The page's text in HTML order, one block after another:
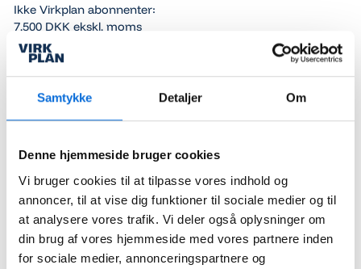
Samtykke Detaljer Om
Denne hjemmeside bruger cookies
Vi bruger cookies til at tilpasse vores indhold og
annoncer, til at vise dig funktioner til sociale medier og til
at analysere vores trafik. Vi deler også oplysninger om
din brug af vores hjemmeside med vores partnere inden
for sociale medier, annonceringspartnere og
Ikke Virkplan abonnenter:
7.500 DKK ekskl. moms
Opkrævning sker efter kursus er afholdt.
Kontakt:
Hvis du har spørgsmål om vores tjenester eller gerne vil
kontakte os via e-mail eller telefon.
Vi ser frem til at høre fra dig!
Telefon: +45 71 74 77 44
Mail:kontakt@virkplan.dk